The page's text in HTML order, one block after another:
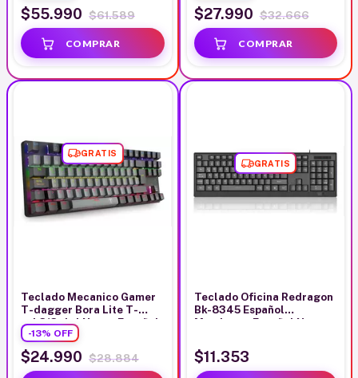
$55.990 $61.589 $27.990 $32.666
GRATIS
Teclado Mecanico Gamer
T-dagger Bora Lite T-
tgk313gb-l Negro Español
Latinoamérica
-13% OFF
$24.990 $28.884
GRATIS
Teclado Oficina Redragon
Bk-8345 Español
Membrana Español Negro
$11.353